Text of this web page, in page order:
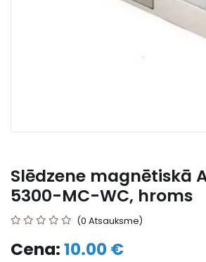
Slēdzene magnētiskā
5300-MC-WC, hroms
(0 Atsauksme)
Cena:10.00 €